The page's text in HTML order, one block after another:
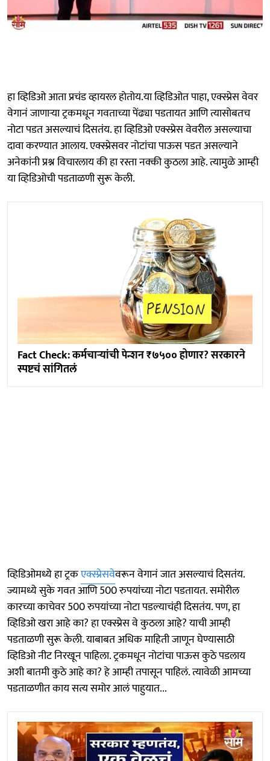
हा व्हिडिओ आता प्रचंड व्हायरल होतोय.या व्हिडिओत पाहा, एक्स्प्रेस वेवर
वेगानं जाणाऱ्या ट्रकमधून गवताच्या पेंढ्या पडतायत आणि त्यासोबतच
नोटा पडत असल्याचं दिसतंय. हा व्हिडिओ एक्स्प्रेस वेवरील असल्याचा
दावा करण्यात आलाय. एक्स्प्रेसवर नोटांचा पाऊस पडत असल्याने
अनेकांनी प्रश्न विचारलाय की हा रस्ता नक्की कुठला आहे. त्यामुळे आम्ही
या व्हिडिओची पडताळणी सुरू केली.
Fact Check: कर्मचाऱ्यांची पेन्शन ₹७५०० होणार? सरकारने
स्पष्टचं सांगितलं
व्हिडिओमध्ये हा ट्रकएक्स्प्रेसवेवरून वेगानं जात असल्याचं दिसतंय.
ज्यामध्ये सुके गवत आणि 500 रुपयांच्या नोटा पडतायत. समोरील
कारच्या काचेवर 500 रुपयांच्या नोटा पडल्याचंही दिसतंय. पण, हा
व्हिडिओ खरा आहे का? हा एक्स्प्रेस वे कुठला आहे? याची आम्ही
पडताळणी सुरू केली. याबाबत अधिक माहिती जाणून घेण्यासाठी
व्हिडिओ नीट निरखून पाहिला. ट्रकमधून नोटांचा पाऊस कुठे पडलाय
अशी बातमी कुठे आहे का? हे आम्ही तपासून पाहिलं. त्यावेळी आमच्या
पडताळणीत काय सत्य समोर आलं पाहुयात...